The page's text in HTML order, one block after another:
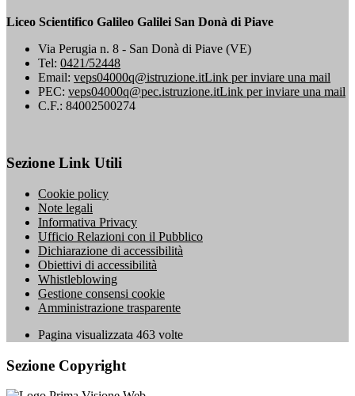
Liceo Scientifico Galileo Galilei San Donà di Piave
Via Perugia n. 8 - San Donà di Piave (VE)
Tel: 0421/52448
Email: veps04000q@istruzione.itLink per inviare una mail
PEC: veps04000q@pec.istruzione.itLink per inviare una mail
C.F.: 84002500274
Sezione Link Utili
Cookie policy
Note legali
Informativa Privacy
Ufficio Relazioni con il Pubblico
Dichiarazione di accessibilità
Obiettivi di accessibilità
Whistleblowing
Gestione consensi cookie
Amministrazione trasparente
Pagina visualizzata 463 volte
Sezione Copyright